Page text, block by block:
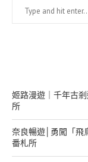
姬路漫遊｜千年古
所
奈良暢遊│勇闖「飛
番札所